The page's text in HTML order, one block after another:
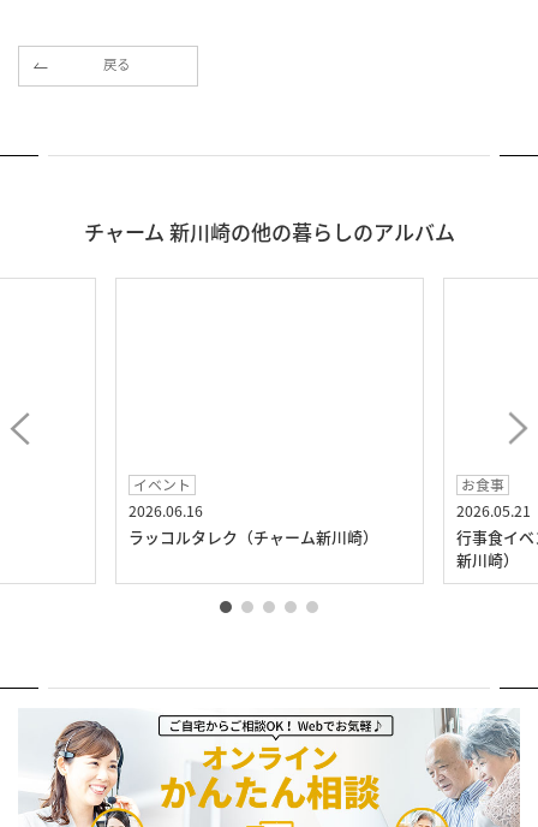
戻る
チャーム 新川崎の他の暮らしのアルバム
イベント
2026.06.16
ラッコルタレク（チャーム新川崎）
お食事
2026.05.21
行事食イ
新川崎）